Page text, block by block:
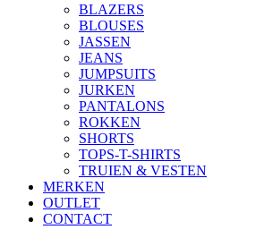
BLAZERS
BLOUSES
JASSEN
JEANS
JUMPSUITS
JURKEN
PANTALONS
ROKKEN
SHORTS
TOPS-T-SHIRTS
TRUIEN & VESTEN
MERKEN
OUTLET
CONTACT